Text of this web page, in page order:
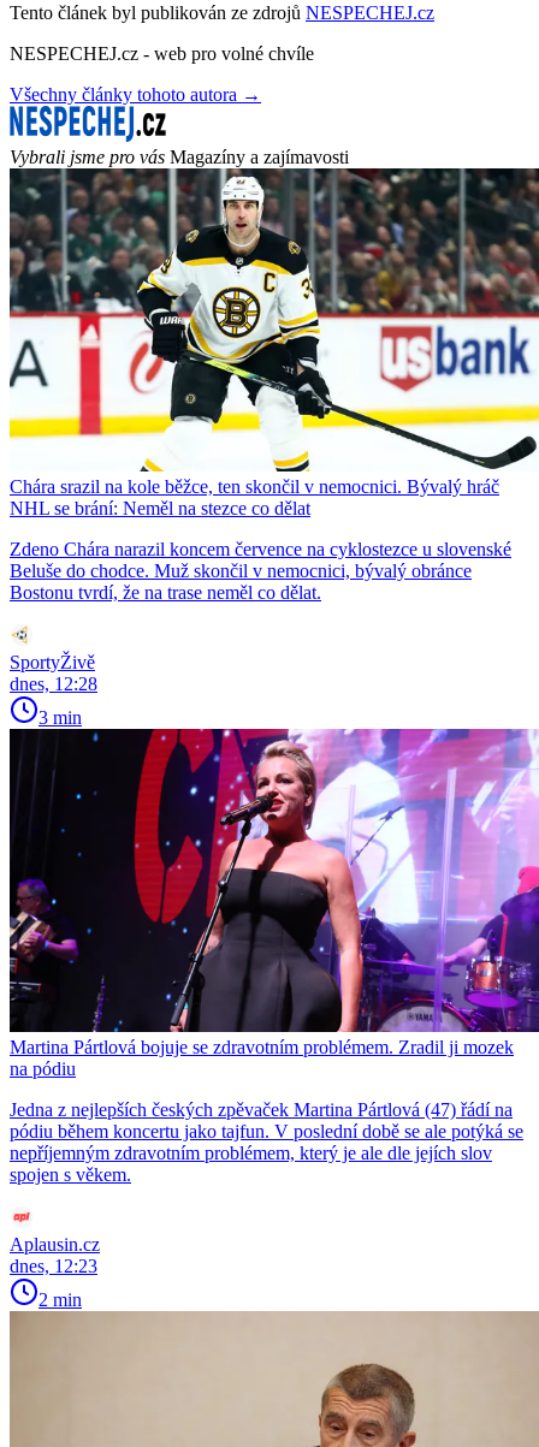
Tento článek byl publikován ze zdrojů NESPECHEJ.cz
NESPECHEJ.cz - web pro volné chvíle
Všechny články tohoto autora →
Vybrali jsme pro vás Magazíny a zajímavosti
Chára srazil na kole běžce, ten skončil v nemocnici. Bývalý hráč
NHL se brání: Neměl na stezce co dělat
Zdeno Chára narazil koncem července na cyklostezce u slovenské
Beluše do chodce. Muž skončil v nemocnici, bývalý obránce
Bostonu tvrdí, že na trase neměl co dělat.
SportyŽivě
dnes, 12:28
3 min
Martina Pártlová bojuje se zdravotním problémem. Zradil ji mozek
na pódiu
Jedna z nejlepších českých zpěvaček Martina Pártlová (47) řádí na
pódiu během koncertu jako tajfun. V poslední době se ale potýká se
nepříjemným zdravotním problémem, který je ale dle jejích slov
spojen s věkem.
Aplausin.cz
dnes, 12:23
2 min